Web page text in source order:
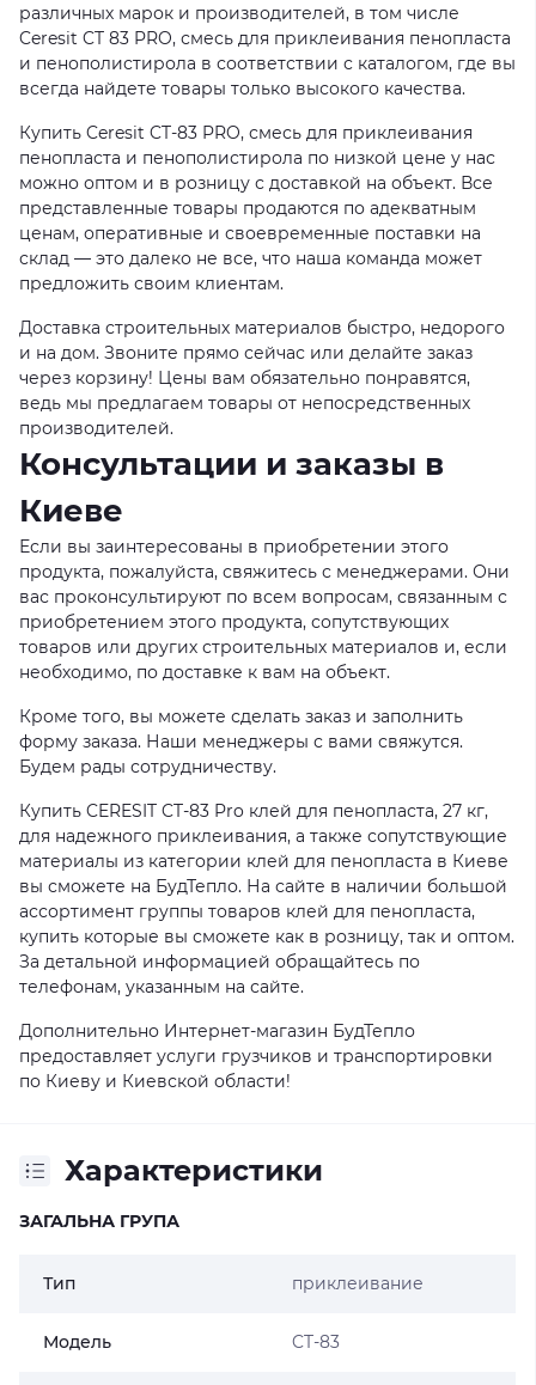
различных марок и производителей, в том числе
Ceresit CT 83 PRO, смесь для приклеивания пенопласта
и пенополистирола в соответствии с каталогом, где вы
всегда найдете товары только высокого качества.
Купить Ceresit CT-83 PRO, смесь для приклеивания
пенопласта и пенополистирола по низкой цене у нас
можно оптом и в розницу с доставкой на объект. Все
представленные товары продаются по адекватным
ценам, оперативные и своевременные поставки на
склад — это далеко не все, что наша команда может
предложить своим клиентам.
Доставка строительных материалов быстро, недорого
и на дом. Звоните прямо сейчас или делайте заказ
через корзину! Цены вам обязательно понравятся,
ведь мы предлагаем товары от непосредственных
производителей.
Консультации и заказы в
Киеве
Если вы заинтересованы в приобретении этого
продукта, пожалуйста, свяжитесь с менеджерами. Они
вас проконсультируют по всем вопросам, связанным с
приобретением этого продукта, сопутствующих
товаров или других строительных материалов и, если
необходимо, по доставке к вам на объект.
Кроме того, вы можете сделать заказ и заполнить
форму заказа. Наши менеджеры с вами свяжутся.
Будем рады сотрудничеству.
Купить CERESIT CT-83 Pro клей для пенопласта, 27 кг,
для надежного приклеивания, а также сопутствующие
материалы из категории клей для пенопласта в Киеве
вы сможете на БудТепло. На сайте в наличии большой
ассортимент группы товаров клей для пенопласта,
купить которые вы сможете как в розницу, так и оптом.
За детальной информацией обращайтесь по
телефонам, указанным на сайте.
Дополнительно Интернет-магазин БудТепло
предоставляет услуги грузчиков и транспортировки
по Киеву и Киевской области!
Характеристики
ЗАГАЛЬНА ГРУПА
Тип приклеивание
Модель CT-83